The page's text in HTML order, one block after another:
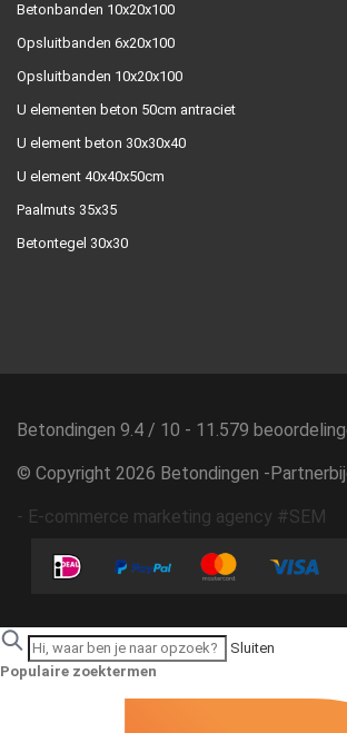
Betonbanden 10x20x100
Opsluitbanden 6x20x100
Opsluitbanden 10x20x100
U elementen beton 50cm antraciet
U element beton 30x30x40
U element 40x40x50cm
Paalmuts 35x35
Betontegel 30x30
Betondingen 9.4 / 10 - 11.579
© Copyright 2026 Betondingen -
- E-commerce marketing agency #SEM
Sluiten
Populaire zoektermen